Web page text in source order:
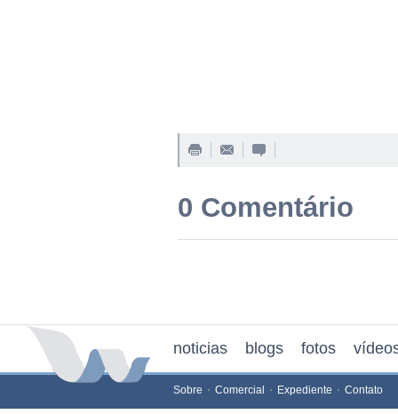
0 Comentário
noticias blogs fotos
Sobre Comercial Expediente Contato